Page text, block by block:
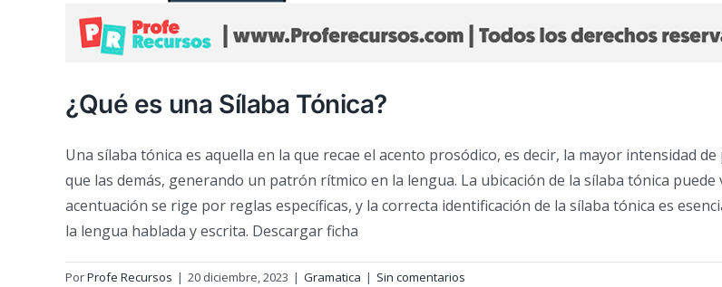
¿Qué es una Sílaba Tónica?
Una sílaba tónica es aquella en la que recae el acento prosódico, es decir, la mayor intensidad
que las demás, generando un patrón rítmico en la lengua. La ubicación de la sílaba tónica
acentuación se rige por reglas específicas, y la correcta identificación de la sílaba tónica es
la lengua hablada y escrita. Descargar ficha
PorProfe Recursos | 20 diciembre, 2023 | Gramatica | Sin comentarios